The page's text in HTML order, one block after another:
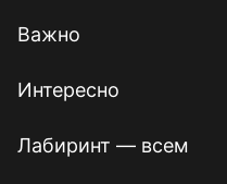
Важно
Интересно
Лабиринт — всем